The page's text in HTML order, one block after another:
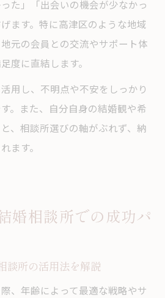
た」「出会いの機会が少なかっ
ます。特に高津区のような地域
元の会員との交流やサポート体
度に直結します。
用し、不明点や不安をしっかり
。また、自分自身の結婚観や希
、相談所選びの軸がぶれず、納
ます。
婚相談所での成功パ
談所の活用法を解説
、年齢によって最適な戦略やサ